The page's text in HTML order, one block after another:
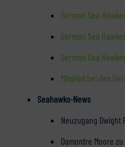
German Sea
German Sea
German Sea
Mitglied bei den
Seahawks-News
Neuzugang Dwight
Damontre Moore zu